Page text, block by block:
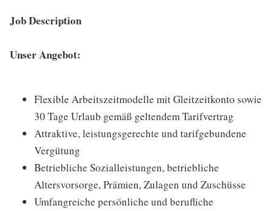
Job Description
Unser Angebot:
Flexible Arbeitszeitmodelle mit Gleitzeitkonto sowie
30 Tage Urlaub gemäß geltendem Tarifvertrag
Attraktive, leistungsgerechte und tarifgebundene
Vergütung
Betriebliche Sozialleistungen, betriebliche
Altersvorsorge, Prämien, Zulagen und Zuschüsse
Umfangreiche persönliche und berufliche